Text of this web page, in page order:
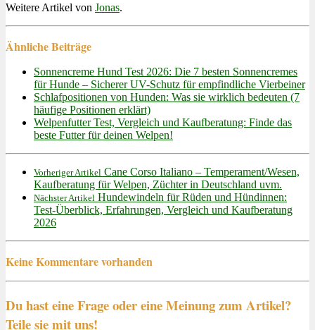
Weitere Artikel von Jonas.
Ähnliche Beiträge
Sonnencreme Hund Test 2026: Die 7 besten Sonnencremes
für Hunde – Sicherer UV-Schutz für empfindliche Vierbeiner
Schlafpositionen von Hunden: Was sie wirklich bedeuten (7
häufige Positionen erklärt)
Welpenfutter Test, Vergleich und Kaufberatung: Finde das
beste Futter für deinen Welpen!
Vorheriger Artikel Cane Corso Italiano – Temperament/Wesen,
Kaufberatung für Welpen, Züchter in Deutschland uvm.
Nächster Artikel Hundewindeln für Rüden und Hündinnen:
Test-Überblick, Erfahrungen, Vergleich und Kaufberatung
2026
Keine Kommentare vorhanden
Du hast eine Frage oder eine Meinung zum Artikel?
Teile sie mit uns!